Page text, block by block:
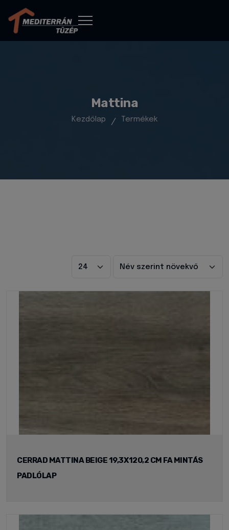
Mattina
Kezdőlap Termékek
CERRAD MATTINA BEIGE 19,3X120,2 CM FA MINTÁS
PADLÓLAP